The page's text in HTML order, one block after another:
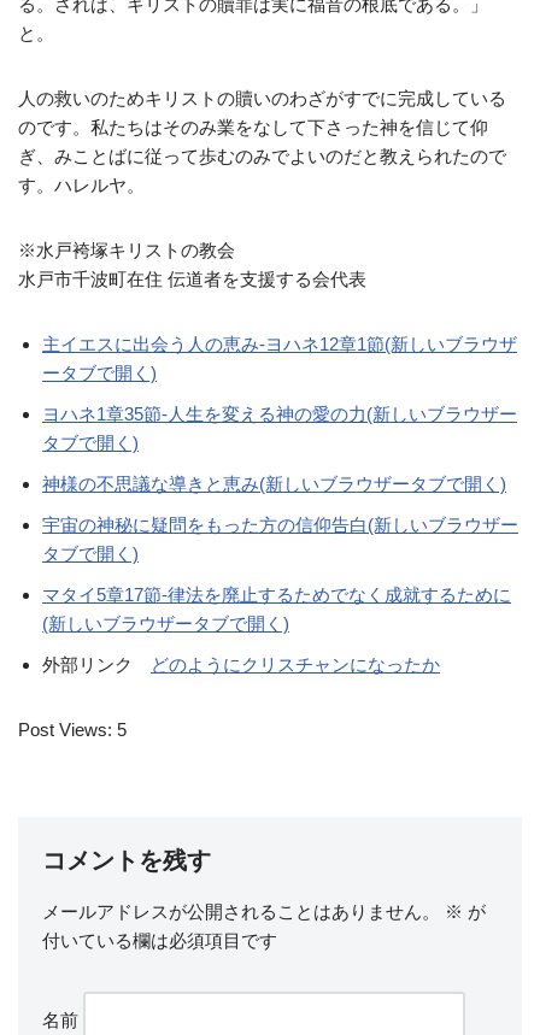
と。
人の救いのためキリストの贖いのわざがすでに完成している
のです。私たちはそのみ業をなして下さった神を信じて仰
ぎ、みことばに従って歩むのみでよいのだと教えられたので
す。ハレルヤ。
※水戸袴塚キリストの教会
水戸市千波町在住 伝道者を支援する会代表
主イエスに出会う人の恵み-ヨハネ12章1節(新しいブラウザ
ータブで開く)
ヨハネ1章35節-人生を変える神の愛の力(新しいブラウザー
タブで開く)
神様の不思議な導きと恵み(新しいブラウザータブで開く)
宇宙の神秘に疑問をもった方の信仰告白(新しいブラウザー
タブで開く)
マタイ5章17節-律法を廃止するためでなく成就するために
(新しいブラウザータブで開く)
外部リンク
どのようにクリスチャンになったか
Post Views: 5
コメントを残す
メールアドレスが公開されることはありません。 ※ が
付いている欄は必須項目です
名前